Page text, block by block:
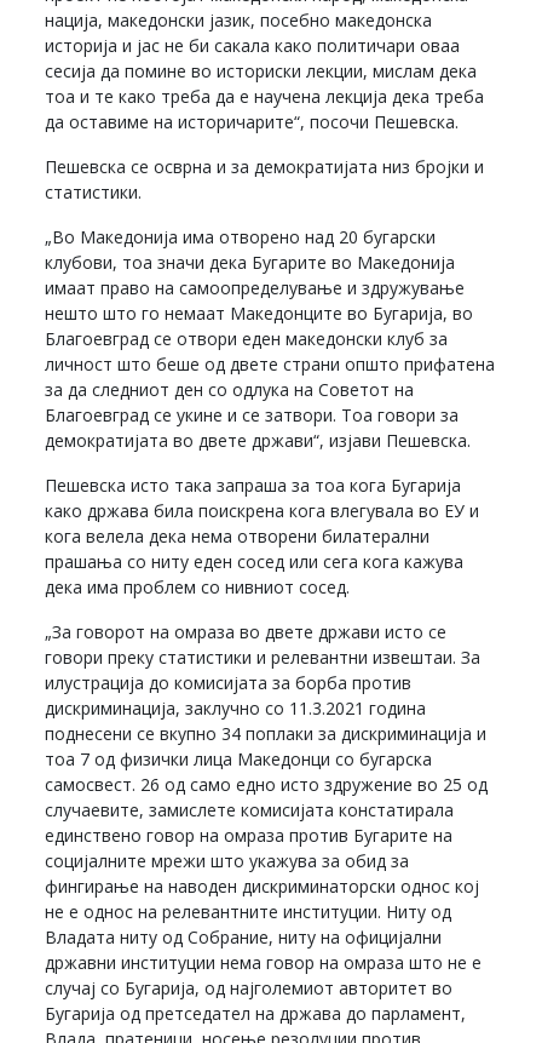
нација, македонски јазик, посебно македонска
историја и јас не би сакала како политичари оваа
сесија да помине во историски лекции, мислам дека
тоа и те како треба да е научена лекција дека треба
да оставиме на историчарите“, посочи Пешевска.
Пешевска се осврна и за демократијата низ бројки и
статистики.
„Во Македонија има отворено над 20 бугарски
клубови, тоа значи дека Бугарите во Македонија
имаат право на самоопределување и здружување
нешто што го немаат Македонците во Бугарија, во
Благоевград се отвори еден македонски клуб за
личност што беше од двете страни општо прифатена
за да следниот ден со одлука на Советот на
Благоевград се укине и се затвори. Тоа говори за
демократијата во двете држави“, изјави Пешевска.
Пешевска исто така запраша за тоа кога Бугарија
како држава била поискрена кога влегувала во ЕУ и
кога велела дека нема отворени билатерални
прашања со ниту еден сосед или сега кога кажува
дека има проблем со нивниот сосед.
„За говорот на омраза во двете држави исто се
говори преку статистики и релевантни извештаи. За
илустрација до комисијата за борба против
дискриминација, заклучно со 11.3.2021 година
поднесени се вкупно 34 поплаки за дискриминација и
тоа 7 од физички лица Македонци со бугарска
самосвест. 26 од само едно исто здружение во 25 од
случаевите, замислете комисијата констатирала
единствено говор на омраза против Бугарите на
социјалните мрежи што укажува за обид за
фингирање на наводен дискриминаторски однос кој
не е однос на релевантните институции. Ниту од
Владата ниту од Собрание, ниту на официјални
државни институции нема говор на омраза што не е
случај со Бугарија, од најголемиот авторитет во
Бугарија од претседател на држава до парламент,